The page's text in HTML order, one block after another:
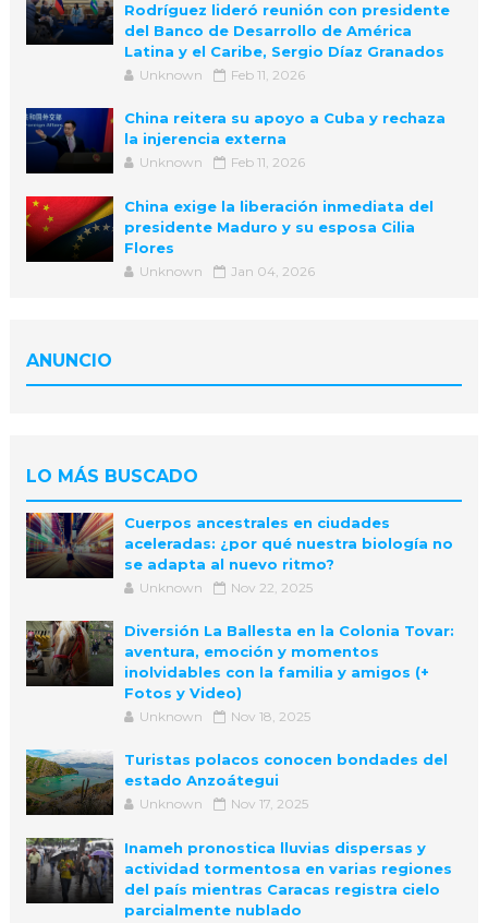
Rodríguez lideró reunión con presidente
del Banco de Desarrollo de América
Latina y el Caribe, Sergio Díaz Granados
Unknown Feb 11, 2026
China reitera su apoyo a Cuba y rechaza
la injerencia externa
Unknown Feb 11, 2026
China exige la liberación inmediata del
presidente Maduro y su esposa Cilia
Flores
Unknown Jan 04, 2026
ANUNCIO
LO MÁS BUSCADO
Cuerpos ancestrales en ciudades
aceleradas: ¿por qué nuestra biología no
se adapta al nuevo ritmo?
Unknown Nov 22, 2025
Diversión La Ballesta en la Colonia Tovar:
aventura, emoción y momentos
inolvidables con la familia y amigos (+
Fotos y Video)
Unknown Nov 18, 2025
Turistas polacos conocen bondades del
estado Anzoátegui
Unknown Nov 17, 2025
Inameh pronostica lluvias dispersas y
actividad tormentosa en varias regiones
del país mientras Caracas registra cielo
parcialmente nublado